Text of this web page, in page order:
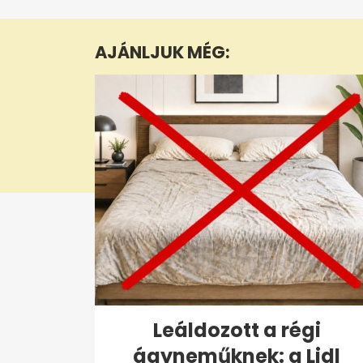
1
29
secondsVolume
0%
AJÁNLJUK MÉG:
Leáldozott a régi
ágyneműknek: a Lidl